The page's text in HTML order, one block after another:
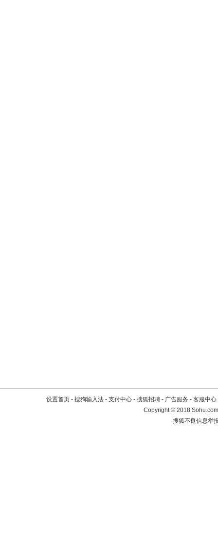
设置首页 - 搜狗输入法 - 支付中心 - 搜狐招聘 - 广告服务 - 客服中心
Copyright©2018
搜狐不良信息举